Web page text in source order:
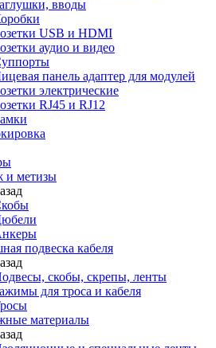
вводы
USB и HDMI
аудио и видео
панель адаптер для модулей
электрические
RJ45 и RJ12
и метизы
подвеска кабеля
скобы, скрепы, ленты
для троса и кабеля
материалы